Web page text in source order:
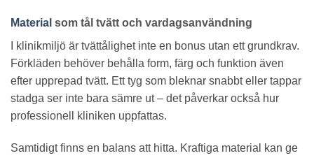
Material som tål tvätt och vardagsanvändning
I klinikmiljö är tvättålighet inte en bonus utan ett grundkrav.
Förkläden behöver behålla form, färg och funktion även
efter upprepad tvätt. Ett tyg som bleknar snabbt eller tappar
stadga ser inte bara sämre ut – det påverkar också hur
professionell kliniken uppfattas.
Samtidigt finns en balans att hitta. Kraftiga material kan ge